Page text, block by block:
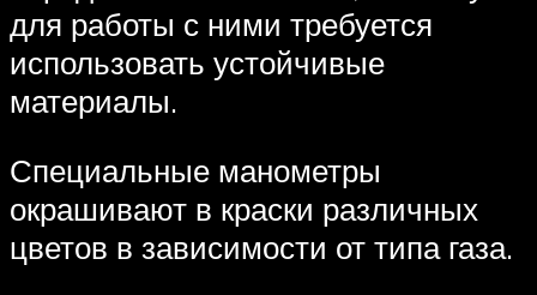
для работы с ними требуется
использовать устойчивые
материалы.
Специальные манометры
окрашивают в краски различных
цветов в зависимости от типа газа.